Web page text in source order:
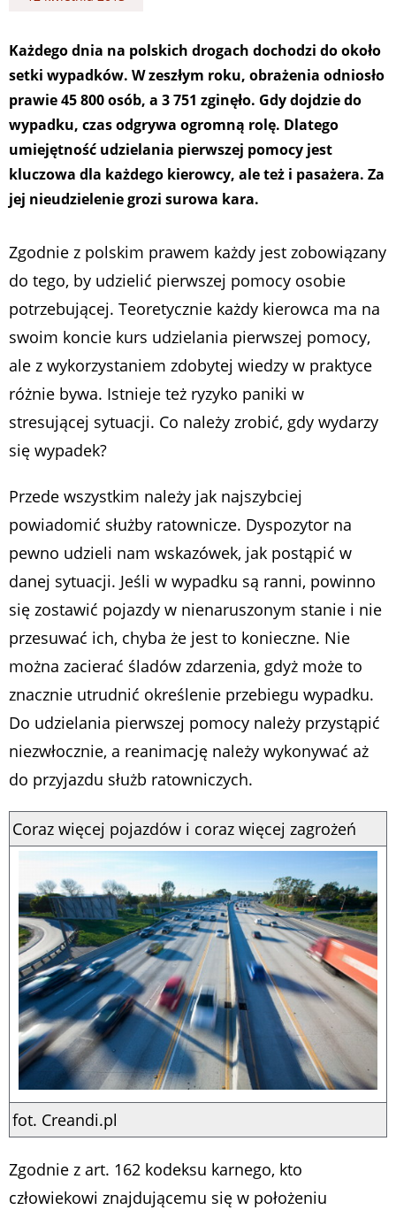
Każdego dnia na polskich drogach dochodzi do około
setki wypadków. W zeszłym roku, obrażenia odniosło
prawie 45 800 osób, a 3 751 zginęło. Gdy dojdzie do
wypadku, czas odgrywa ogromną rolę. Dlatego
umiejętność udzielania pierwszej pomocy jest
kluczowa dla każdego kierowcy, ale też i pasażera. Za
jej nieudzielenie grozi surowa kara.
Zgodnie z polskim prawem każdy jest zobowiązany
do tego, by udzielić pierwszej pomocy osobie
potrzebującej. Teoretycznie każdy kierowca ma na
swoim koncie kurs udzielania pierwszej pomocy,
ale z wykorzystaniem zdobytej wiedzy w praktyce
różnie bywa. Istnieje też ryzyko paniki w
stresującej sytuacji. Co należy zrobić, gdy wydarzy
się wypadek?
Przede wszystkim należy jak najszybciej
powiadomić służby ratownicze. Dyspozytor na
pewno udzieli nam wskazówek, jak postąpić w
danej sytuacji. Jeśli w wypadku są ranni, powinno
się zostawić pojazdy w nienaruszonym stanie i nie
przesuwać ich, chyba że jest to konieczne. Nie
można zacierać śladów zdarzenia, gdyż może to
znacznie utrudnić określenie przebiegu wypadku.
Do udzielania pierwszej pomocy należy przystąpić
niezwłocznie, a reanimację należy wykonywać aż
do przyjazdu służb ratowniczych.
Coraz więcej pojazdów i coraz więcej zagrożeń
fot. Creandi.pl
Zgodnie z art. 162 kodeksu karnego, kto
człowiekowi znajdującemu się w położeniu